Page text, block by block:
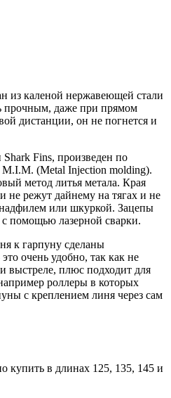
из каленой нержавеющей стали
прочным, даже при прямом
дистанции, он не погнется и
Fins, произведен по
(Metal Injection molding).
метод литья метала. Края
не режут дайнему на тягах и не
или шкуркой. Зацепы
помощью лазерной сварки.
к гарпуну сделаны
очень удобно, так как не
выстреле, плюс подходит для
роллеры в которых
с креплением линя через сам
купить в длинах 125, 135, 145 и